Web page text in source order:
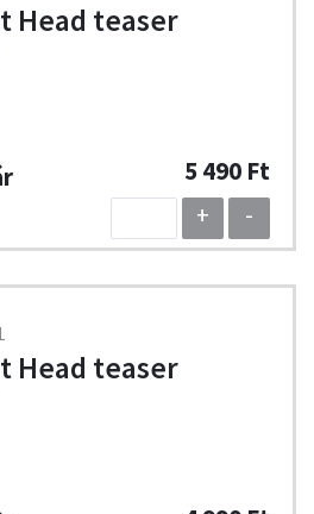
Head teaser
5 490 Ft
+
-
Head teaser